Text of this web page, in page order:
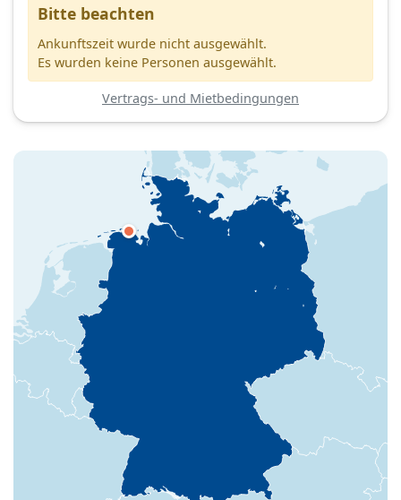
Bitte beachten
Ankunftszeit wurde nicht ausgewählt.
Es wurden keine Personen ausgewählt.
Vertrags- und Mietbedingungen